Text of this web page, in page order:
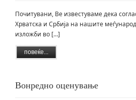
Почитувани, Ве известуваме дека
Хрватска и Србија на нашите
изложби во […]
повеќе...
Вонредно оценување